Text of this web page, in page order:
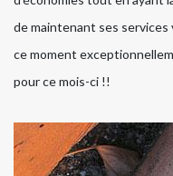
de maintenant ses
ce moment
pour ce mois-ci !!